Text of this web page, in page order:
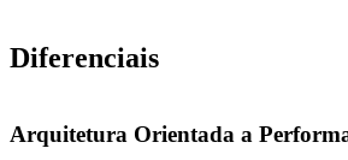
Diferenciais
Arquitetura Orientada a